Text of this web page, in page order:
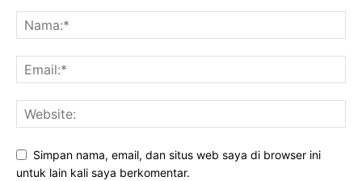
Simpan nama, email, dan situs web saya di browser ini
untuk lain kali saya berkomentar.